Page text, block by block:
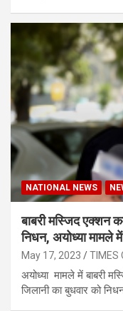
NATIONAL NEWS
बाबरी मस्जिद एक्शन
निधन, अयोध्या मामले
May 17, 2023 TIMES
अयोध्या मामले में बाबरी
जिलानी का बुधवार को